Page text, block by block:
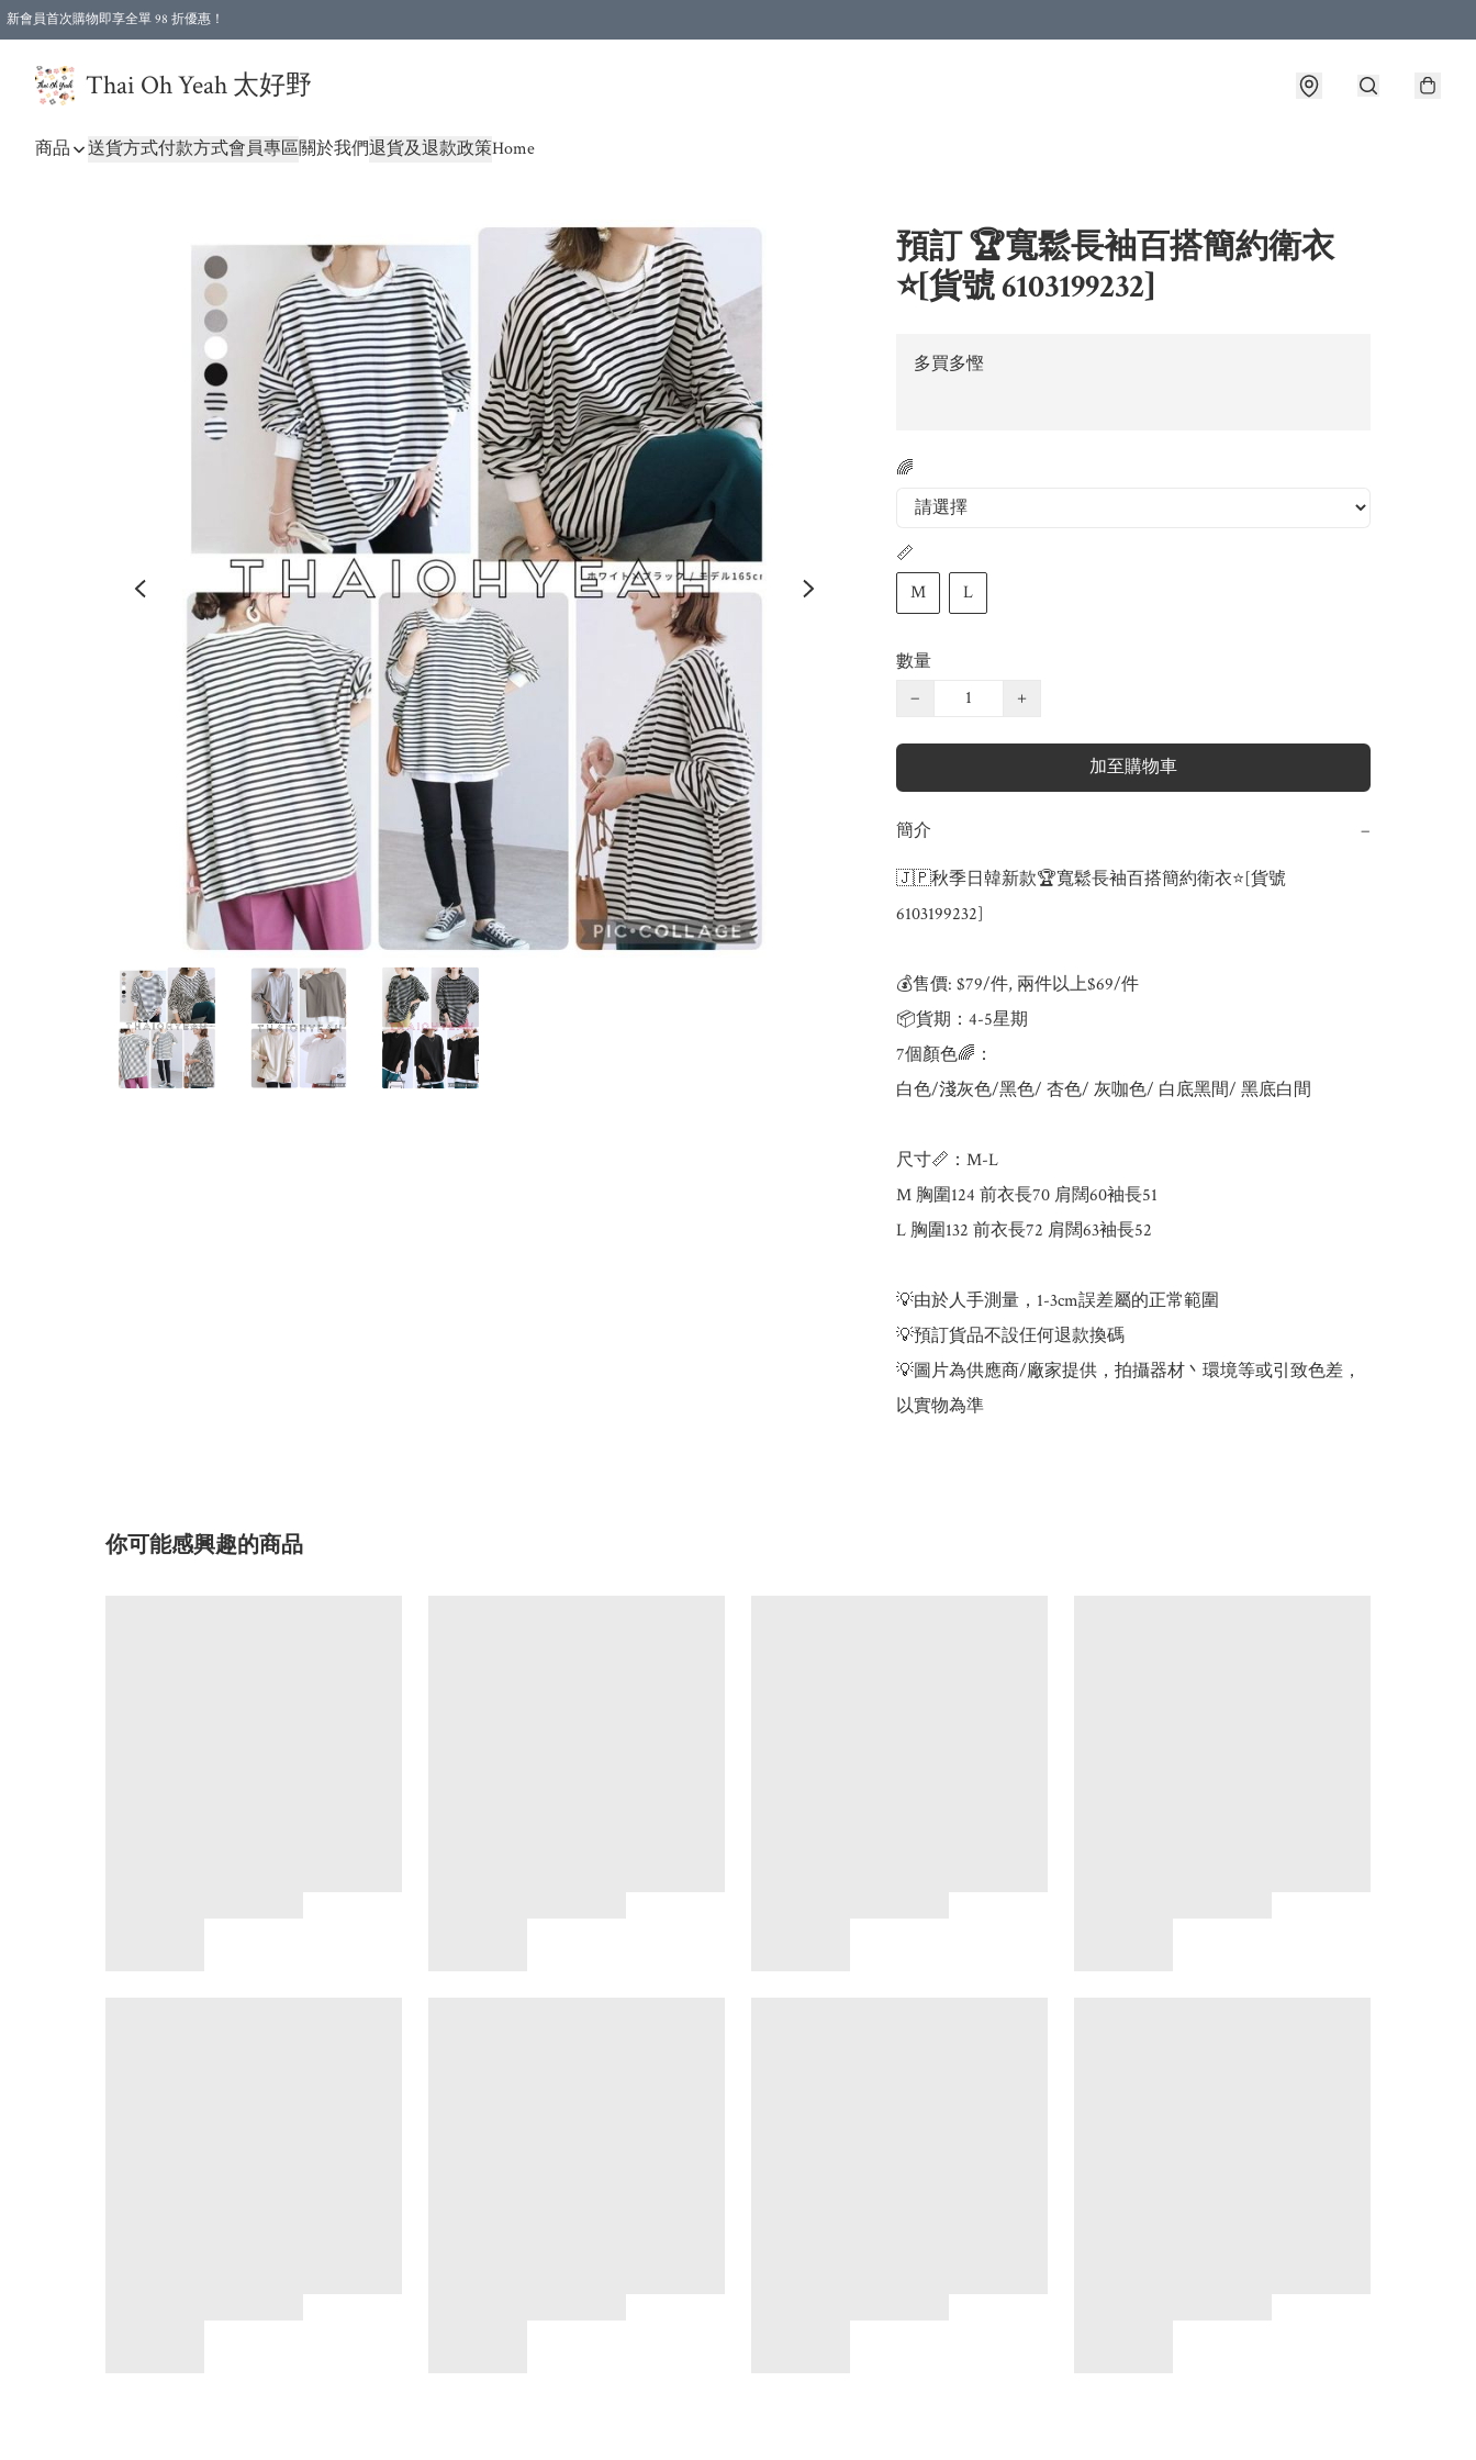
新會員首次購物即享全單 98 折優惠！
Thai Oh Yeah 太好野
商品 送貨方式付款方式會員專區關於我們退貨及退款政策Home
預訂 🏆寬鬆長袖百搭簡約衛衣
⭐️[貨號 6103199232]
多買多慳
🌈
📏
M
L
數量
−
+
加至購物車
簡介 −
🇯🇵秋季日韓新款🏆寬鬆長袖百搭簡約衛衣⭐️[貨號
6103199232]
💰售價: $79/件, 兩件以上$69/件
📦貨期：4-5星期
7個顏色🌈：
白色/淺灰色/黑色/ 杏色/ 灰咖色/ 白底黑間/ 黑底白間
尺寸📏：M-L
M 胸圍124 前衣長70 肩闊60袖長51
L 胸圍132 前衣長72 肩闊63袖長52
💡由於人手測量，1-3cm誤差屬的正常範圍
💡預訂貨品不設仼何退款換碼
💡圖片為供應商/廠家提供，拍攝器材丶環境等或引致色差，
以實物為準
你可能感興趣的商品